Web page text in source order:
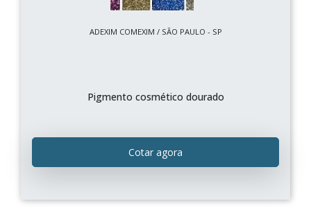
ADEXIM COMEXIM / SÃO PAULO - SP
Pigmento cosmético dourado
Cotar agora